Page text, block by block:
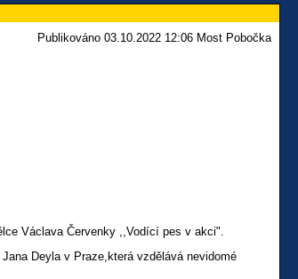
Publikováno 03.10.2022 12:06 Most Pobočka
Václava Červenky ,,Vodící pes v akci".
Deyla v Praze,která vzdělává nevidomé